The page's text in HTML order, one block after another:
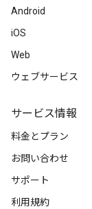
Android
iOS
Web
ウェブサービス
サービス情報
料金とプラン
お問い合わせ
サポート
利用規約